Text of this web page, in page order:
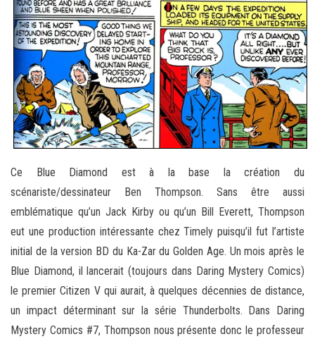
Ce Blue Diamond est à la base la création du
scénariste/dessinateur Ben Thompson. Sans être aussi
emblématique qu’un Jack Kirby ou qu’un Bill Everett, Thompson
eut une production intéressante chez Timely puisqu’il fut l’artiste
initial de la version BD du Ka-Zar du Golden Age. Un mois après le
Blue Diamond, il lancerait (toujours dans Daring Mystery Comics)
le premier Citizen V qui aurait, à quelques décennies de distance,
un impact déterminant sur la série Thunderbolts. Dans Daring
Mystery Comics #7, Thompson nous présente donc le professeur